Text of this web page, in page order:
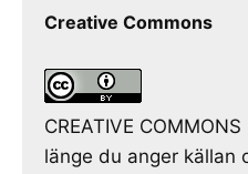
Creative Commons
CREATIVE
länge du anger källan